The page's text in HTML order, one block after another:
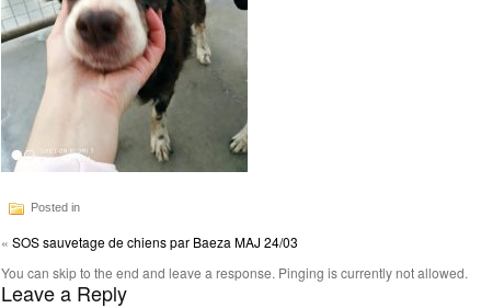
Posted in
« SOS sauvetage de chiens par Baeza MAJ 24/03
You can skip to the end and leave a response. Pinging is currently not allowed.
Leave a Reply